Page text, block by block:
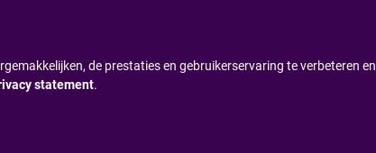
de prestaties en gebruikerservaring te verbeteren en
statement.